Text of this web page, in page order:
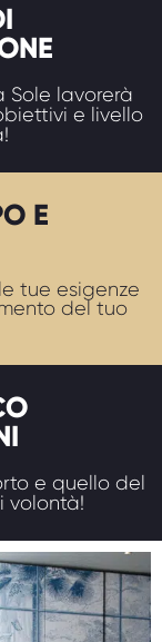
Sole lavorerà
e livello
E
tue esigenze
del tuo
e quello del
volontà!